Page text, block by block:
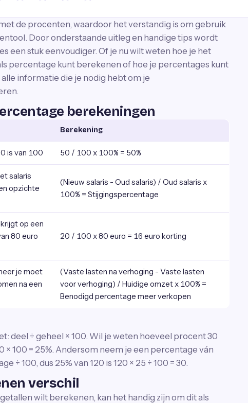
de procenten, waardoor het verstandig is om gebruik
Door onderstaande uitleg en handige tips wordt
een stuk eenvoudiger. Of je nu wilt weten hoe je het
percentage kunt berekenen of hoe je percentages kunt
informatie die je nodig hebt om je
berekeningen
Berekening
is van 100 50 / 100 x 100% = 50%
salaris
opzichte
(Nieuw salaris - Oud salaris) / Oud salaris x
100% = Stijgingspercentage
op een
80 euro
20 / 100 x 80 euro = 16 euro korting
je moet
na een
(Vaste lasten na verhoging - Vaste lasten
voor verhoging) / Huidige omzet x 100% =
Benodigd percentage meer verkopen
deel ÷ geheel × 100. Wil je weten hoeveel procent 30
× 100 = 25%. Andersom neem je een percentage ván
÷ 100, dus 25% van 120 is 120 × 25 ÷ 100 = 30.
verschil
wilt berekenen, kan het handig zijn om dit als